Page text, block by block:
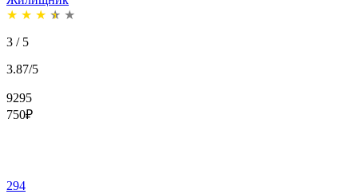
★ ★ ★ ★ ★
3 / 5
3.87/5
9295
750₽
294